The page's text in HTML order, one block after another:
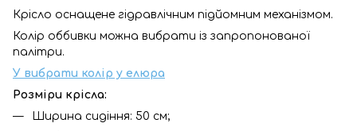
Крісло оснащене гідравлічним підйомним механізмом.
Колір оббивки можна вибрати із запропонованої
палітри.
У вибрати колір у елюра
Розміри крісла:
Ширина сидіння: 50 см;